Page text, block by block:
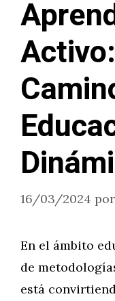
16/03/2024 por
En el ámbito
de
está